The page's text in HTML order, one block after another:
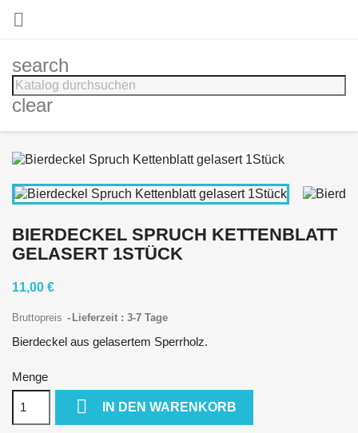

search
clear
BIERDECKEL SPRUCH KETTENBLATT
GELASERT 1STÜCK
11,00 €
Bruttopreis Lieferzeit : 3-7 Tage
Bierdeckel aus gelasertem Sperrholz.
Menge
 IN DEN WARENKORB